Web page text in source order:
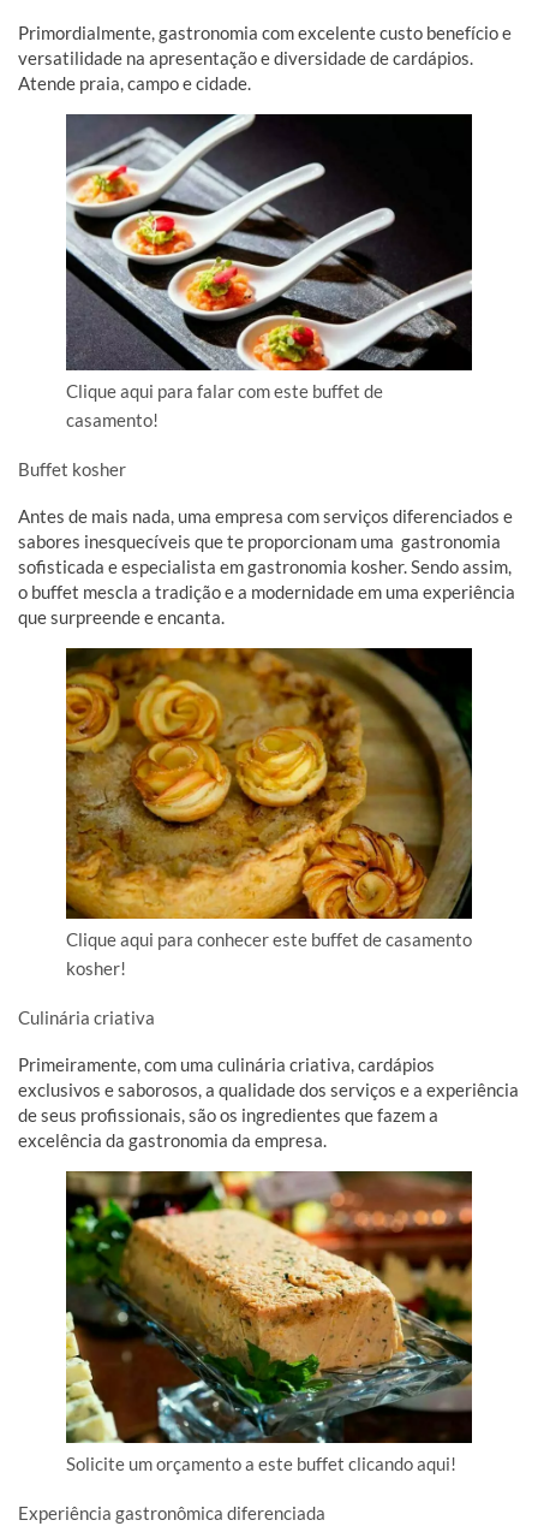
Primordialmente, gastronomia com excelente custo benefício e
versatilidade na apresentação e diversidade de cardápios.
Atende praia, campo e cidade.
Clique aqui para falar com este buffet de
casamento!
Buffet kosher
Antes de mais nada, uma empresa com serviços diferenciados e
sabores inesquecíveis que te proporcionam uma gastronomia
sofisticada e especialista em gastronomia kosher. Sendo assim,
o buffet mescla a tradição e a modernidade em uma experiência
que surpreende e encanta.
Clique aqui para conhecer este buffet de casamento
kosher!
Culinária criativa
Primeiramente, com uma culinária criativa, cardápios
exclusivos e saborosos, a qualidade dos serviços e a experiência
de seus profissionais, são os ingredientes que fazem a
excelência da gastronomia da empresa.
Solicite um orçamento a este buffet clicando aqui!
Experiência gastronômica diferenciada